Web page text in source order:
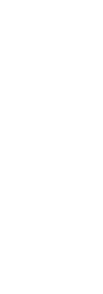
Sinergi, BI NTT Gelar